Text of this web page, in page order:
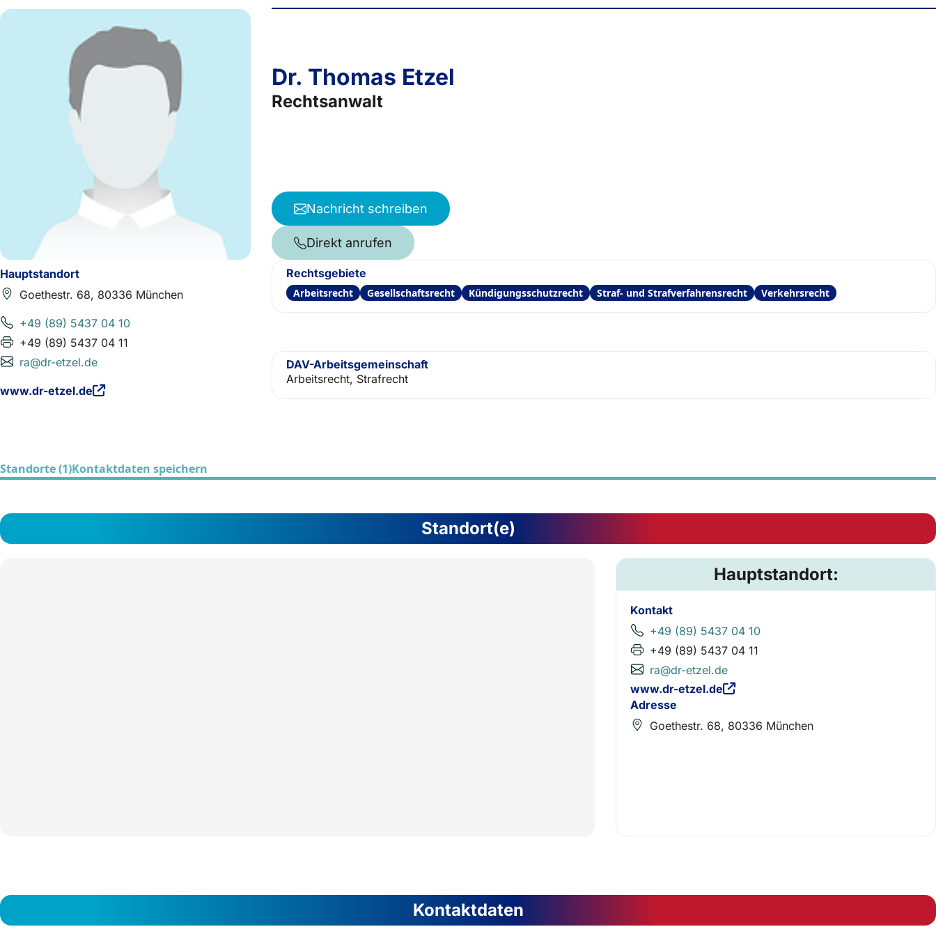
Hauptstandort
Goethestr. 68, 80336 München
+49 (89) 5437 04 10
+49 (89) 5437 04 11
ra@dr-etzel.de
www.dr-etzel.de
Dr. Thomas Etzel
Rechtsanwalt
Nachricht schreiben
Direkt anrufen
Rechtsgebiete
Arbeitsrecht Gesellschaftsrecht Kündigungsschutzrecht Straf- und Strafverfahrensrecht Verkehrsrecht
DAV-Arbeitsgemeinschaft
Arbeitsrecht, Strafrecht
Standorte (1)Kontaktdaten speichern
Standort(e)
Hauptstandort:
Kontakt
+49 (89) 5437 04 10
+49 (89) 5437 04 11
ra@dr-etzel.de
www.dr-etzel.de
Adresse
Goethestr. 68, 80336 München
Kontaktdaten